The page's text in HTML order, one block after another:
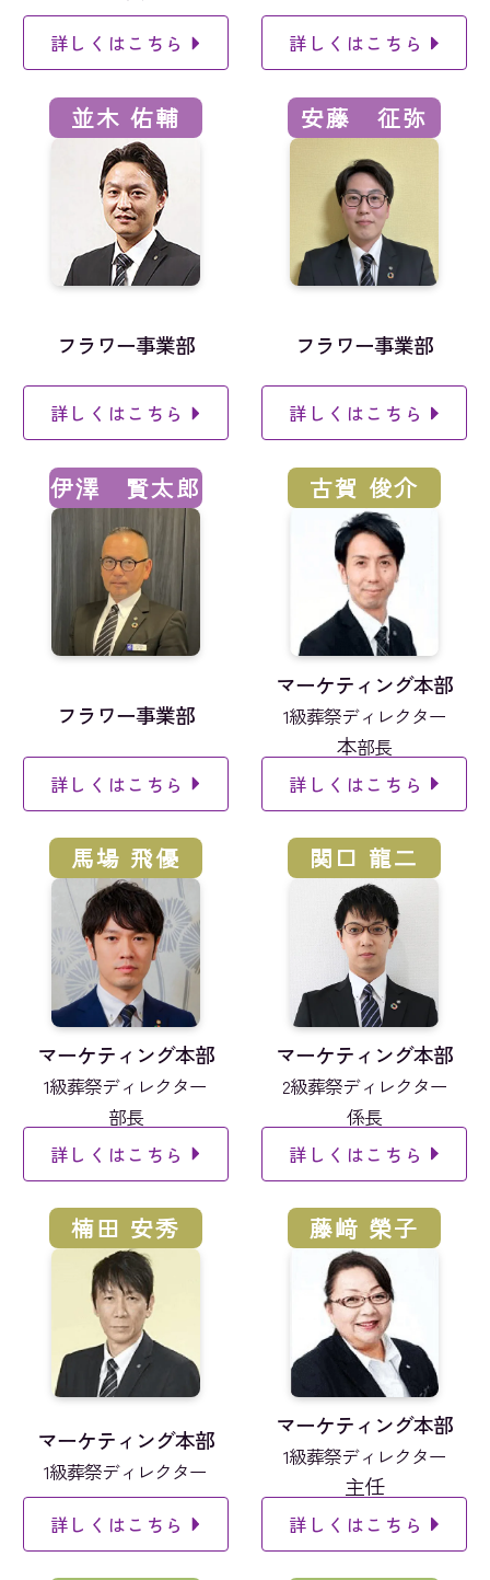
詳しくはこちら 詳しくはこちら
並木 佑輔
フラワー事業部
詳しくはこちら
安藤 征弥
フラワー事業部
詳しくはこちら
伊澤 賢太郎
フラワー事業部
詳しくはこちら
古賀 俊介
マーケティング本部
1級葬祭ディレクター
本部長
詳しくはこちら
馬場 飛優
マーケティング本部
1級葬祭ディレクター
部長
詳しくはこちら
関口 龍二
マーケティング本部
2級葬祭ディレクター
係長
詳しくはこちら
楠田 安秀
マーケティング本部
1級葬祭ディレクター
詳しくはこちら
藤﨑 榮子
マーケティング本部
1級葬祭ディレクター
主任
詳しくはこちら